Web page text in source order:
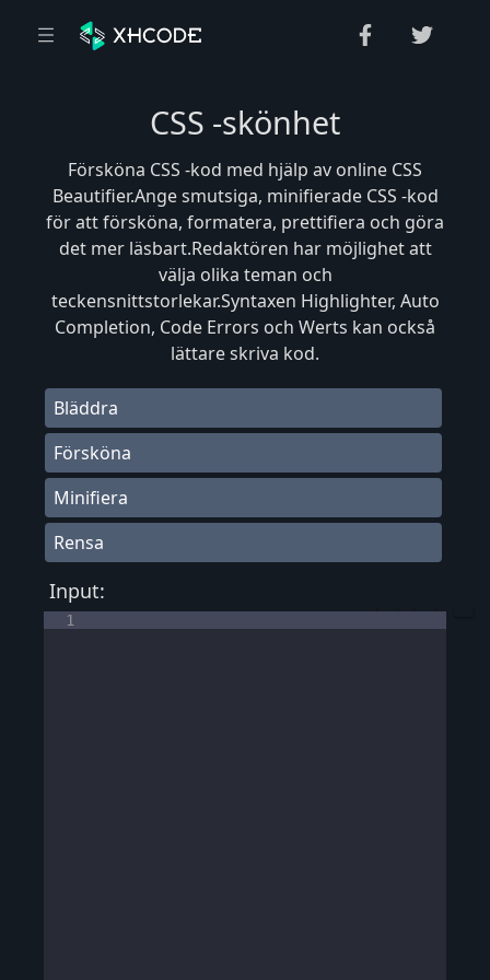
CSS -skönhet
Försköna CSS -kod med hjälp av online CSS
Beautifier.Ange smutsiga, minifierade CSS -kod
för att försköna, formatera, prettifiera och göra
det mer läsbart.Redaktören har möjlighet att
välja olika teman och
teckensnittstorlekar.Syntaxen Highlighter, Auto
Completion, Code Errors och Werts kan också
lättare skriva kod.
Bläddra
Försköna
Minifiera
Rensa
Input:
1